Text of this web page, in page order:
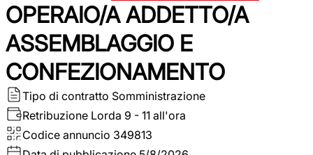
OPERAIO/A ADDETTO/A
ASSEMBLAGGIO E
CONFEZIONAMENTO
Tipo di contratto Somministrazione
Retribuzione Lorda 9 - 11 all'ora
Codice annuncio 349813